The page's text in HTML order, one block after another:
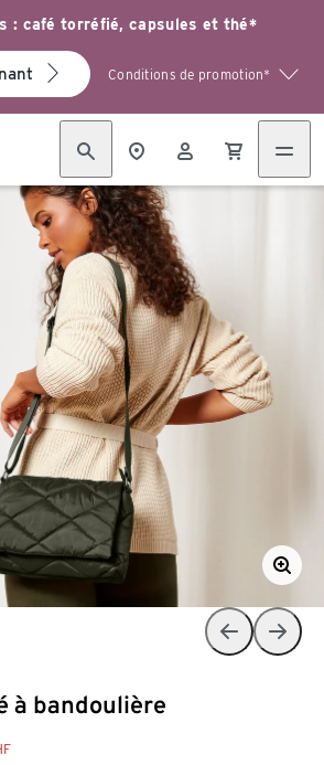
: café torréfié, capsules et thé*
Conditions de promotion*
à bandoulière